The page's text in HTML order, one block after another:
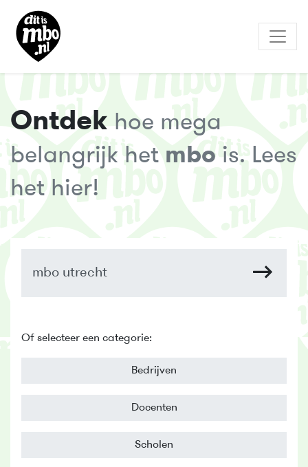
Ontdek hoe mega
belangrijk het mbo is. Lees
het hier!
Of selecteer een categorie:
Bedrijven
Docenten
Scholen